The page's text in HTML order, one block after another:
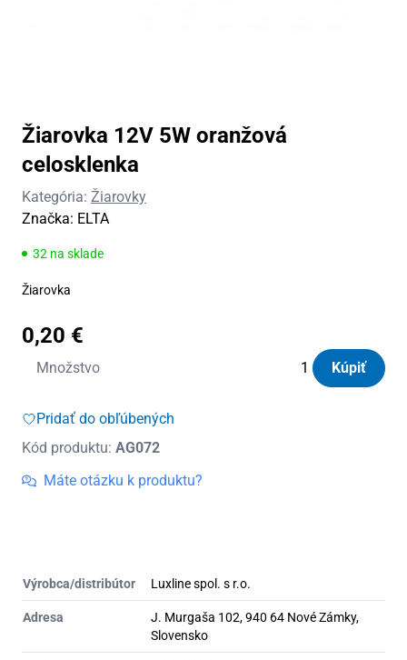
Žiarovka 12V 5W oranžová
celosklenka
Kategória: Žiarovky
Značka: ELTA
32 na sklade
Žiarovka
0,20 €
Množstvo
množstvo
12V
oranžová
celosklenka
Kúpiť
Pridať do obľúbených
Kód produktu: AG072
Máte otázku k produktu?
Výrobca/distribútor Luxline spol. s r.o.
Adresa
J. Murgaša 102, 940 64 Nové Zámky,
Slovensko